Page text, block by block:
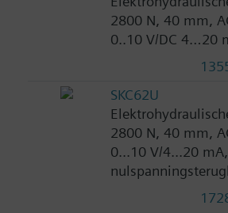
2800 N, 40 mm,
0..10 V/DC 4…20
SKC62U
2800 N, 40 mm,
0...10 V/4...20 mA,